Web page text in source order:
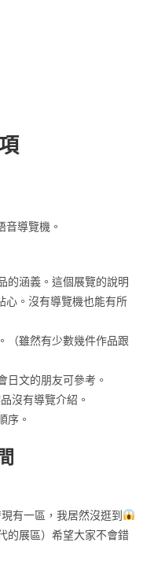
導覽機。
的涵義。這個展覽的說明
心。沒有導覽機也能有所
（雖然有少數幾件作品跟
日文的朋友可參考。
沒有導覽介紹。
序。
有一區，我居然沒逛到
的展區）希望大家不會錯